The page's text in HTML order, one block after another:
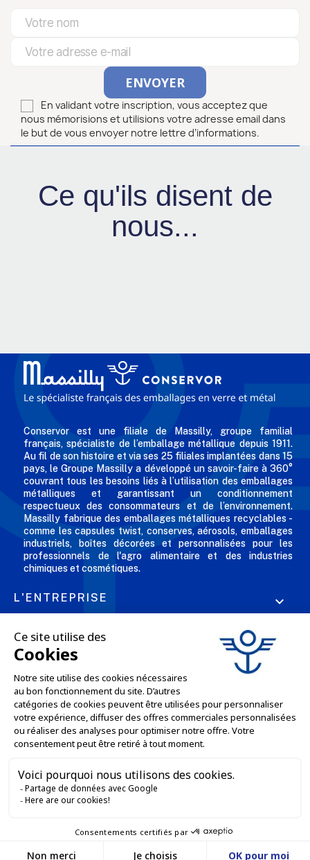
En validant votre inscription, vous acceptez que
nous mémorisions et utilisions votre adresse email dans
le but de vous envoyer notre lettre d’informations.
Ce qu'ils disent de
nous...
Conservor est une filiale de Massilly, groupe familial
français, spécialiste de l’emballage métallique depuis 1911.
Au fil de son histoire et via ses 25 filiales implantées dans 15
pays, le Groupe Massilly a développé un savoir-faire à 360°
couvrant tous les besoins liés à l’utilisation des emballages
métalliques et garantissant un conditionnement
respectueux des consommateurs et de l’environnement.
Massilly fabrique des emballages métalliques recyclables -
comme les capsules twist, conserves, aérosols, emballages
industriels, boîtes décorées et personnalisées pour les
professionnels de l'agro alimentaire et des industries
chimiques et cosmétiques.
L'ENTREPRISE 
NOS OFFRES 
SERVICES VENTE EN LIGNE 
GARDONS LE CONTACT
Nous contacter
SITE E-COMMERCE
Du lundi au vendredi
entre 13h30 et 17h